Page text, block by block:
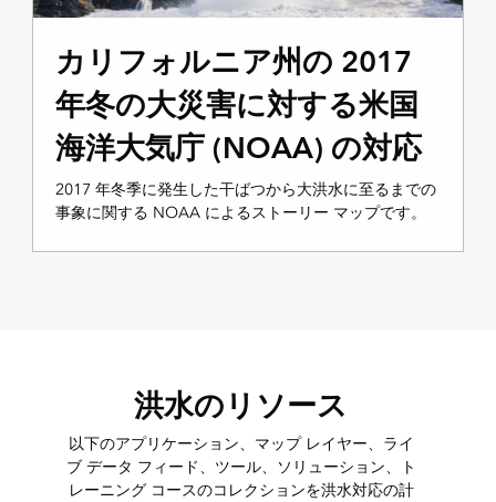
カリフォルニア州の 2017
年冬の大災害に対する米国
海洋大気庁 (NOAA) の対応
2017 年冬季に発生した干ばつから大洪水に至るまでの
事象に関する NOAA によるストーリー マップです。
洪水のリソース
以下のアプリケーション、マップ レイヤー、ライ
ブ データ フィード、ツール、ソリューション、ト
レーニング コースのコレクションを洪水対応の計